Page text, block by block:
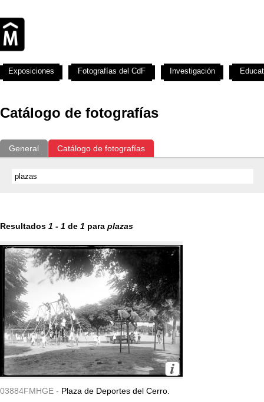
Catálogo de fotografías
General Catálogo de fotografías
Resultados 1 - 1 de 1 para plazas
03884FMHGE - Plaza de Deportes del Cerro.
Exposiciones Fotografías del CdF Investigación